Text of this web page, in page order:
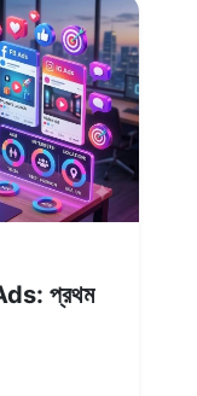
প্রথম